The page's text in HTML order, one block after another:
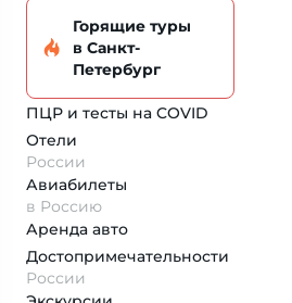
Горящие туры
в Санкт-
Петербург
ПЦР и тесты на COVID
Отели
России
Авиабилеты
в Россию
Аренда авто
Достопримеча­тельности
России